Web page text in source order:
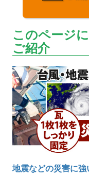
このページ
ご紹介
地震などの災害に